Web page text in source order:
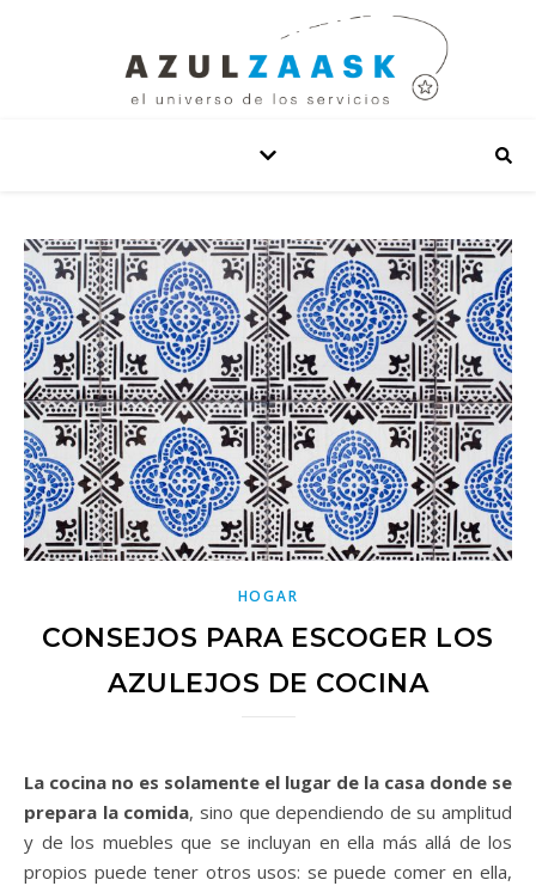
HOGAR
CONSEJOS PARA ESCOGER LOS
AZULEJOS DE COCINA
La cocina no es solamente el lugar de la casa donde se
prepara la comida, sino que dependiendo de su amplitud
y de los muebles que se incluyan en ella más allá de los
propios puede tener otros usos: se puede comer en ella,